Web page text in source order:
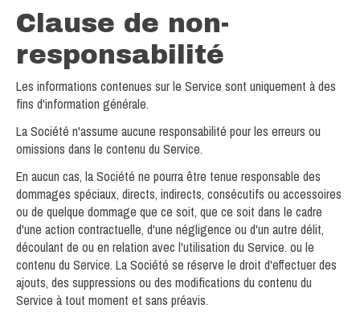
Clause de non-
responsabilité
Les informations contenues sur le Service sont uniquement à des
fins d'information générale.
La Société n'assume aucune responsabilité pour les erreurs ou
omissions dans le contenu du Service.
En aucun cas, la Société ne pourra être tenue responsable des
dommages spéciaux, directs, indirects, consécutifs ou accessoires
ou de quelque dommage que ce soit, que ce soit dans le cadre
d'une action contractuelle, d'une négligence ou d'un autre délit,
découlant de ou en relation avec l'utilisation du Service. ou le
contenu du Service. La Société se réserve le droit d'effectuer des
ajouts, des suppressions ou des modifications du contenu du
Service à tout moment et sans préavis.